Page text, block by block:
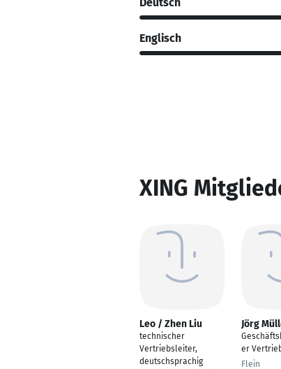
Englisch
XING
Leo / Zhen Liu
technischer
Vertriebsleiter,
deutschsprachig
Jörg
er
Flein